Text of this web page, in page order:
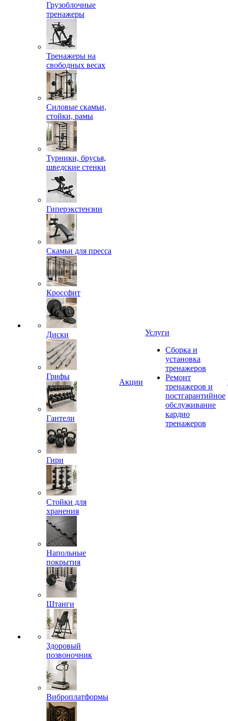
Грузоблочные
тренажеры
Тренажеры на
свободных весах
Силовые скамьи,
стойки, рамы
Турники, брусья,
шведские стенки
Гиперэкстензии
Скамьи для пресса
Кроссфит
Диски
Грифы
Гантели
Гири
Стойки для
хранения
Напольные
покрытия
Штанги
Здоровый
позвоночник
Виброплатформы
Акции
Услуги
Сборка и
установка
тренажеров
Ремонт
тренажеров и
постгарантийное
обслуживание
кардио
тренажеров